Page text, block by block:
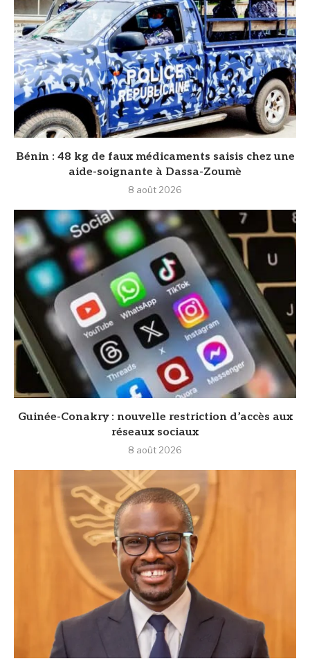
Bénin : 48 kg de faux médicaments saisis chez une
aide-soignante à Dassa-Zoumè
8 août 2026
Guinée-Conakry : nouvelle restriction d’accès aux
réseaux sociaux
8 août 2026